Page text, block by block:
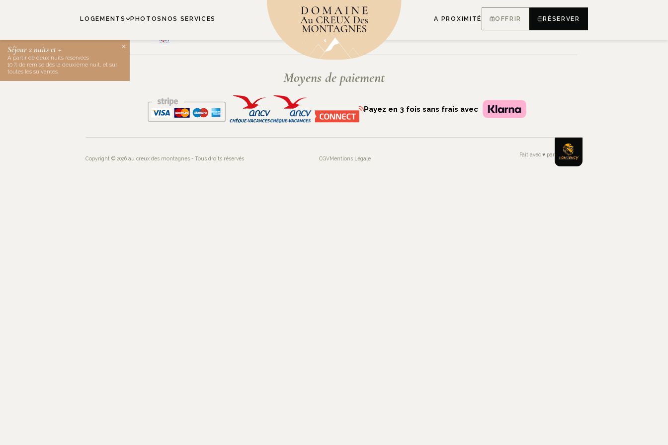
LOGEMENTS PHOTOS NOS SERVICES A PROXIMITÉ OFFRIR
RÉSERVER
0671295218 CONTACT@AU-CREUX-DES-MONTAGNES.COM
Moyens de paiement
Payez en 3 fois sans frais avec
Copyright © 2026 au creux des montagnes - Tous droits réservés CGVMentions Légale
Fait avec♥ par
×
Séjour 2 nuits et +
À partir de deux nuits réservées
10 % de remise dès la deuxième nuit, et sur
toutes les suivantes.